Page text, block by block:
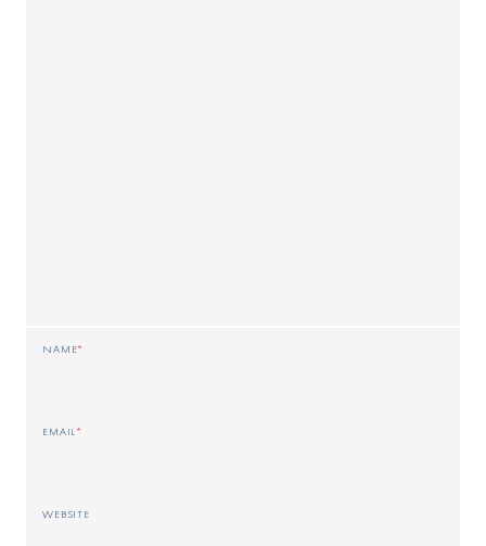
NAME*
EMAIL*
WEBSITE